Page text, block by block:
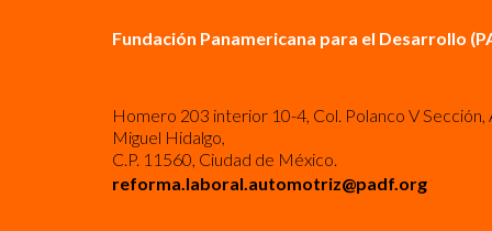
Fundación Panamericana para el Desarrollo
Homero 203 interior 10-4, Col. Polanco V Sección,
Miguel Hidalgo,
C.P. 11560, Ciudad de México.
reforma.laboral.automotriz@padf.org